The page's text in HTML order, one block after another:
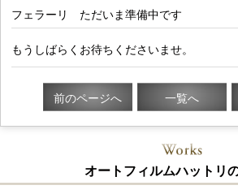
フェラーリ ただいま準備中です
もうしばらくお待ちくださいませ。
前のページへ 一覧へ
オートフィルムハットリ